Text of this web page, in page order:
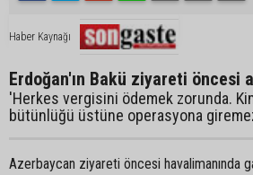
Haber Kaynağı
Erdoğan'ın Bakü ziyareti öncesi
'Herkes vergisini ödemek zorunda.
bütünlüğü üstüne operasyona
Azerbaycan ziyareti öncesi havalimanında